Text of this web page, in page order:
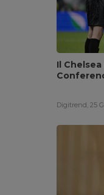
Il
Digitrend, 25